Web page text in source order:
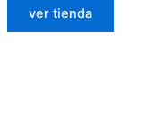
ver tienda